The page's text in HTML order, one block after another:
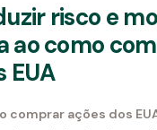
risco e
ao como
EUA
comprar ações dos